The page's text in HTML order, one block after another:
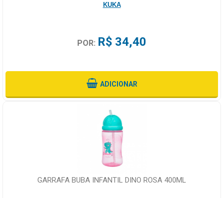
KUKA
POR: R$ 34,40
ADICIONAR
GARRAFA BUBA INFANTIL DINO ROSA 400ML